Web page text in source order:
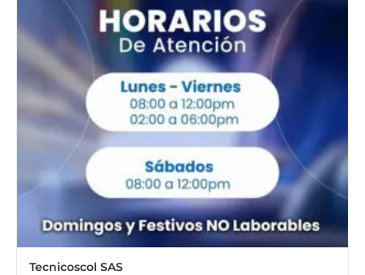
Tecnicoscol SAS